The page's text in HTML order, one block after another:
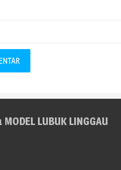
LUBUK LINGGAU